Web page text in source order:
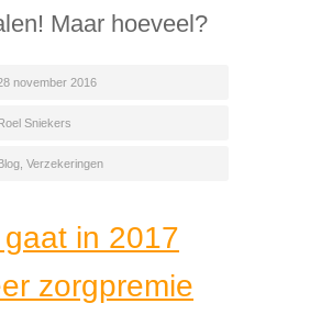
Maar hoeveel?
november 2016
Sniekers
Verzekeringen
in 2017
zorgpremie